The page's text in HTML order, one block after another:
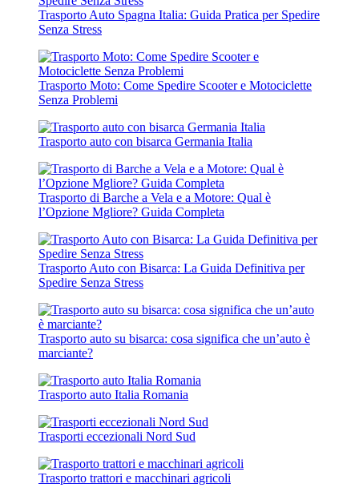
Trasporto Auto Spagna Italia: Guida Pratica per Spedire
Senza Stress
Trasporto Moto: Come Spedire Scooter e Motociclette
Senza Problemi
Trasporto auto con bisarca Germania Italia
Trasporto di Barche a Vela e a Motore: Qual è
l’Opzione Mgliore? Guida Completa
Trasporto Auto con Bisarca: La Guida Definitiva per
Spedire Senza Stress
Trasporto auto su bisarca: cosa significa che un’auto è
marciante?
Trasporto auto Italia Romania
Trasporti eccezionali Nord Sud
Trasporto trattori e macchinari agricoli